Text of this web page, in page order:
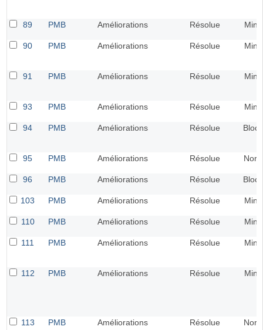
89 PMB Améliorations Résolue
90 PMB Améliorations Résolue
91 PMB Améliorations Résolue
93 PMB Améliorations Résolue
94 PMB Améliorations Résolue
95 PMB Améliorations Résolue
96 PMB Améliorations Résolue
103 PMB Améliorations Résolue
110 PMB Améliorations Résolue
111 PMB Améliorations Résolue
112 PMB Améliorations Résolue
113 PMB Améliorations Résolue